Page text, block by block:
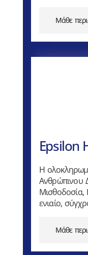
Μάθε
Epsilon
Η
Ανθρώπινου
Μισθοδοσία,
ενιαίο,
Μάθε